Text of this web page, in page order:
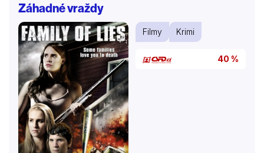
molu ale zjistí, že tajemný muž stále ještě žije. Přesto
se ho definitivně zbaví a přísahají, že si své strašlivé
tajemství odnesou do hrobu. Po…
Záhadné vraždy
Filmy Krimi
40 %